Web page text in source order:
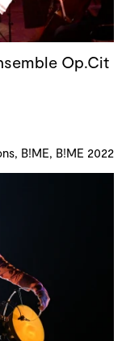
Op.Cit
B!ME, B!ME 2022